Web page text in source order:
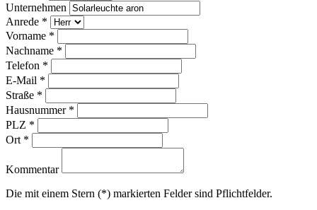
Unternehmen
Anrede *
Vorname *
Nachname *
Telefon *
E-Mail *
Straße *
Hausnummer *
PLZ *
Ort *
Kommentar
Die mit einem Stern (*) markierten Felder sind Pflichtfelder.